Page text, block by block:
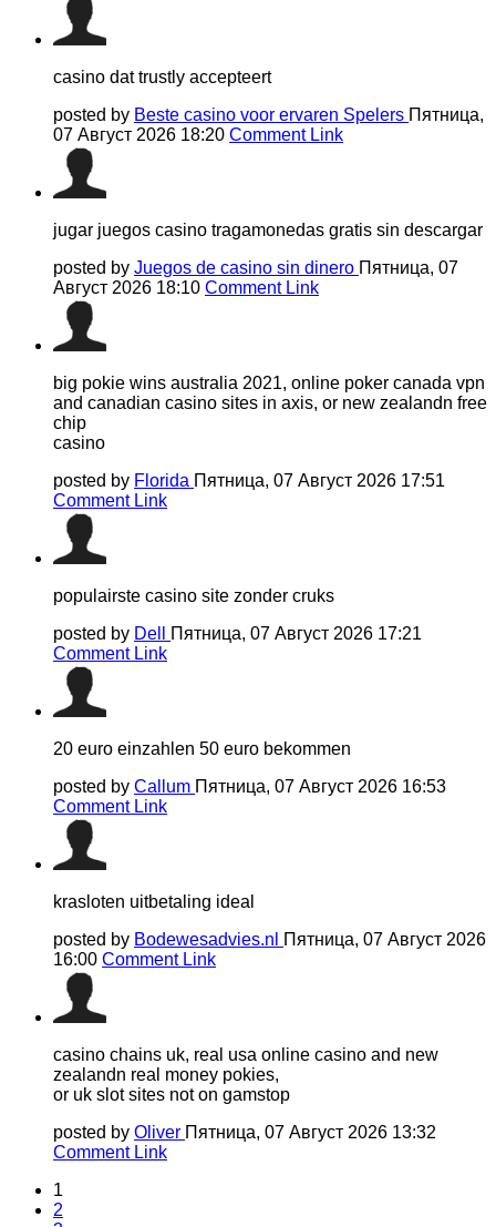
casino dat trustly accepteert
posted by Beste casino voor ervaren Spelers Пятница,
07 Август 2026 18:20 Comment Link
jugar juegos casino tragamonedas gratis sin descargar
posted by Juegos de casino sin dinero Пятница, 07
Август 2026 18:10 Comment Link
big pokie wins australia 2021, online poker canada vpn
and canadian casino sites in axis, or new zealandn free
chip
casino
posted by Florida Пятница, 07 Август 2026 17:51
Comment Link
populairste casino site zonder cruks
posted by Dell
Пятница, 07 Август 2026 17:21
Comment Link
20 euro einzahlen 50 euro bekommen
posted by Callum Пятница, 07 Август 2026 16:53
Comment Link
krasloten uitbetaling ideal
posted by Bodewesadvies.nl
Пятница, 07 Август 2026
16:00 Comment Link
casino chains uk, real usa online casino and new
zealandn real money pokies,
or uk slot sites not on gamstop
posted by Oliver Пятница, 07 Август 2026 13:32
Comment Link
1
2